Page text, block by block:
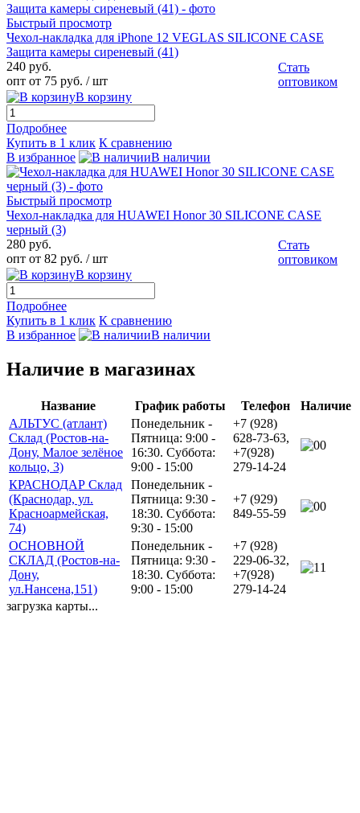
Быстрый просмотр
Чехол-накладка для iPhone 12 VEGLAS SILICONE CASE
Защита камеры сиреневый (41)
240 руб.
опт от 75 руб. / шт
Стать
оптовиком
В корзину
Подробнее
Купить в 1 клик К сравнению
В избранное
В наличии
Быстрый просмотр
Чехол-накладка для HUAWEI Honor 30 SILICONE CASE
черный (3)
280 руб.
опт от 82 руб. / шт
Стать
оптовиком
В корзину
Подробнее
Купить в 1 клик К сравнению
В избранное
В наличии
Наличие в магазинах
Название График работы Телефон
Наличие
АЛЬТУС (атлант)
Склад (Ростов-на-
Дону, Малое зелёное
кольцо, 3)
Понедельник -
Пятница: 9:00 -
16:30. Суббота:
9:00 - 15:00
+7 (928)
628-73-63,
+7(928)
279-14-24
0
КРАСНОДАР Склад
(Краснодар, ул.
Красноармейская,
74)
Понедельник -
Пятница: 9:30 -
18:30. Суббота:
9:30 - 15:00
+7 (929)
849-55-59
0
ОСНОВНОЙ
СКЛАД (Ростов-на-
Дону,
ул.Нансена,151)
Понедельник -
Пятница: 9:30 -
18:30. Суббота:
9:00 - 15:00
+7 (928)
229-06-32,
+7(928)
279-14-24
1
загрузка карты...